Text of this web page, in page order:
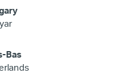
Bas